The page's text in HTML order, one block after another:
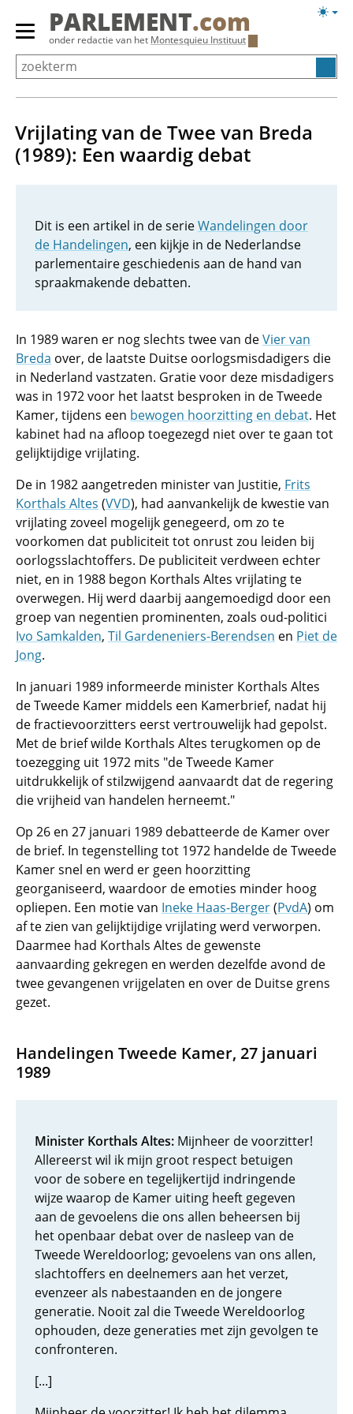
Overslaan
Primair
menu
tonen/verbergen
PARLEMENT.com
onder redactie van het Montesquieu Instituut
Vrijlating van de Twee van Breda
(1989): Een waardig debat
Dit is een artikel in de serieWandelingen door
de Handelingen, een kijkje in de Nederlandse
parlementaire geschiedenis aan de hand van
spraakmakende debatten.
In 1989 waren er nog slechts twee van deVier van
Breda over, de laatste Duitse oorlogsmisdadigers die
in Nederland vastzaten. Gratie voor deze misdadigers
was in 1972 voor het laatst besproken in de Tweede
Kamer, tijdens een bewogen hoorzitting en debat. Het
kabinet had na afloop toegezegd niet over te gaan tot
gelijktijdige vrijlating.
De in 1982 aangetreden minister van Justitie, Frits
Korthals Altes (VVD), had aanvankelijk de kwestie van
vrijlating zoveel mogelijk genegeerd, om zo te
voorkomen dat publiciteit tot onrust zou leiden bij
oorlogsslachtoffers. De publiciteit verdween echter
niet, en in 1988 begon Korthals Altes vrijlating te
overwegen. Hij werd daarbij aangemoedigd door een
groep van negentien prominenten, zoals oud-politici
Ivo Samkalden, Til Gardeneniers-Berendsen en Piet de
Jong.
In januari 1989 informeerde minister Korthals Altes
de Tweede Kamer middels een Kamerbrief, nadat hij
de fractievoorzitters eerst vertrouwelijk had gepolst.
Met de brief wilde Korthals Altes terugkomen op de
toezegging uit 1972 mits "de Tweede Kamer
uitdrukkelijk of stilzwijgend aanvaardt dat de regering
die vrijheid van handelen herneemt."
Op 26 en 27 januari 1989 debatteerde de Kamer over
de brief. In tegenstelling tot 1972 handelde de Tweede
Kamer snel en werd er geen hoorzitting
georganiseerd, waardoor de emoties minder hoog
opliepen. Een motie van Ineke Haas-Berger(PvdA) om
af te zien van gelijktijdige vrijlating werd verworpen.
Daarmee had Korthals Altes de gewenste
aanvaarding gekregen en werden dezelfde avond de
twee gevangenen vrijgelaten en over de Duitse grens
gezet.
Handelingen Tweede Kamer, 27 januari
1989
Minister Korthals Altes: Mijnheer de voorzitter!
Allereerst wil ik mijn groot respect betuigen
voor de sobere en tegelijkertijd indringende
wijze waarop de Kamer uiting heeft gegeven
aan de gevoelens die ons allen beheersen bij
het openbaar debat over de nasleep van de
Tweede Wereldoorlog; gevoelens van ons allen,
slachtoffers en deelnemers aan het verzet,
evenzeer als nabestaanden en de jongere
generatie. Nooit zal die Tweede Wereldoorlog
ophouden, deze generaties met zijn gevolgen te
confronteren.
[...]